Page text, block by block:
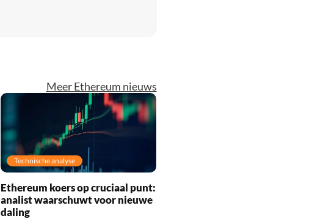
Meer Ethereum nieuws
Technische analyse
Ethereum koers op cruciaal punt:
analist waarschuwt voor nieuwe
daling